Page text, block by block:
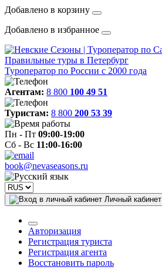
Добавлено в корзину
Добавлено в избранное
Туроператор по России с 2000 года
Агентам: 8 800 100 49 51
Туристам: 8 800 200 53 39
Пн - Пт 09:00-19:00
Сб - Вс 11:00-16:00
book@nevaseasons.ru
Личный кабинет
Авторизация
Регистрация туриста
Регистрация агента
Восстановить пароль